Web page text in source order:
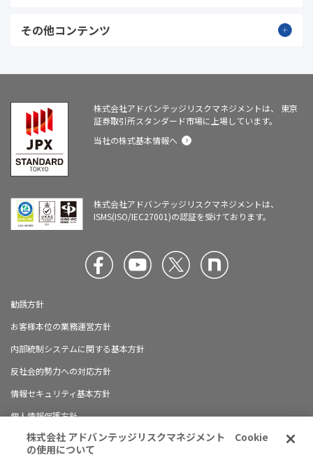
その他コンテンツ
株式会社アドバンテッジリスクマネジメントは、
東京
証券取引所スタンダード市場に上場しています。
当社の株式基本情報へ
株式会社アドバンテッジリスクマネジメントは、
ISMS(ISO/IEC27001)の認証を受けております。
勧誘方針
お客様本位の業務運営方針
内部統制システムに関する基本方針
反社会的勢力への対応方針
情報セキュリティ基本方針
個人情報保護方針
ブランドガイドライン
株式会社 アドバンテッジリスクマネジメント Cookie
の使用について